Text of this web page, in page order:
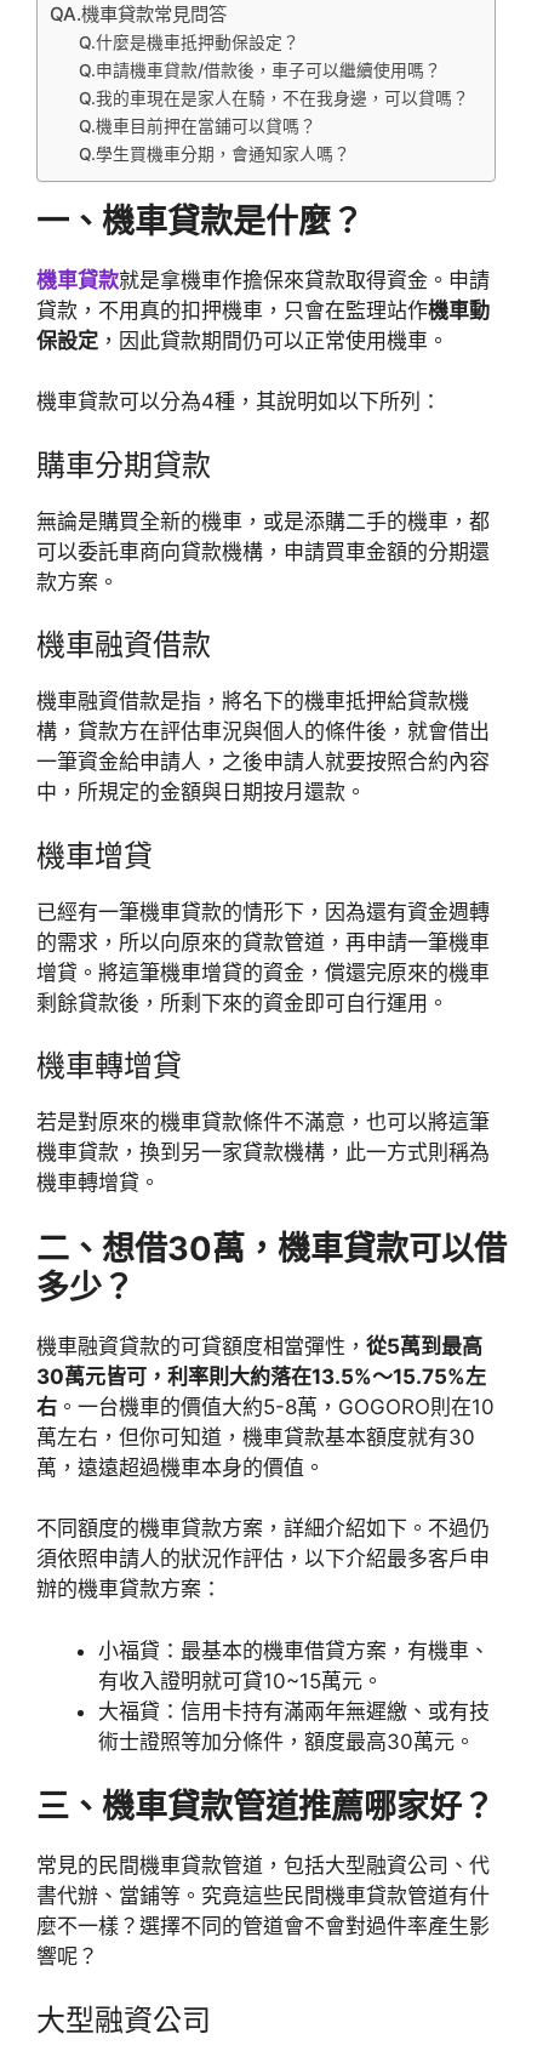
QA.機車貸款常見問答
Q.什麼是機車抵押動保設定？
Q.申請機車貸款/借款後，車子可以繼續使用嗎？
Q.我的車現在是家人在騎，不在我身邊，可以貸嗎？
Q.機車目前押在當鋪可以貸嗎？
Q.學生買機車分期，會通知家人嗎？
一、機車貸款是什麼？
機車貸款就是拿機車作擔保來貸款取得資金。申請
貸款，不用真的扣押機車，只會在監理站作機車動
保設定 ，因此貸款期間仍可以正常使用機車。
機車貸款可以分為4種，其說明如以下所列：
購車分期貸款
無論是購買全新的機車，或是添購二手的機車，都
可以委託車商向貸款機構，申請買車金額的分期還
款方案。
機車融資借款
機車融資借款是指，將名下的機車抵押給貸款機
構，貸款方在評估車況與個人的條件後，就會借出
一筆資金給申請人，之後申請人就要按照合約內容
中，所規定的金額與日期按月還款。
機車增貸
已經有一筆機車貸款的情形下，因為還有資金週轉
的需求，所以向原來的貸款管道，再申請一筆機車
增貸。將這筆機車增貸的資金，償還完原來的機車
剩餘貸款後，所剩下來的資金即可自行運用。
機車轉增貸
若是對原來的機車貸款條件不滿意，也可以將這筆
機車貸款，換到另一家貸款機構，此一方式則稱為
機車轉增貸。
二、想借30萬，機車貸款可以借
多少？
機車融資貸款的可貸額度相當彈性， 從5萬到最高
30萬元皆可，利率則大約落在13.5%～15.75%左
右 。一台機車的價值大約5-8萬，GOGORO則在10
萬左右，但你可知道，機車貸款基本額度就有30
萬，遠遠超過機車本身的價值。
不同額度的機車貸款方案，詳細介紹如下。不過仍
須依照申請人的狀況作評估，以下介紹最多客戶申
辦的機車貸款方案：
小福貸：最基本的機車借貸方案，有機車、
有收入證明就可貸10~15萬元。
大福貸：信用卡持有滿兩年無遲繳、或有技
術士證照等加分條件，額度最高30萬元。
三、機車貸款管道推薦哪家好？
常見的民間機車貸款管道，包括大型融資公司、代
書代辦、當鋪等。究竟這些民間機車貸款管道有什
麼不一樣？選擇不同的管道會不會對過件率產生影
響呢？
大型融資公司